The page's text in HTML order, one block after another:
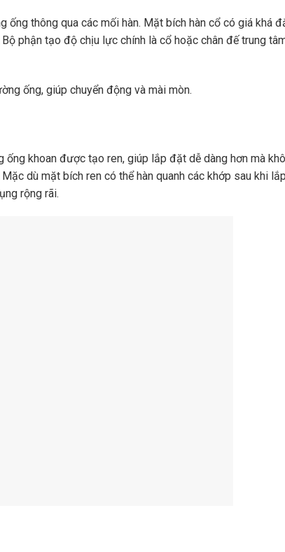
thông qua các mối hàn. Mặt bích hàn cổ có giá khá
phận tạo độ chịu lực chính là cổ hoặc chân đế trung
ống, giúp chuyển động và mài mòn.
khoan được tạo ren, giúp lắp đặt dễ dàng hơn mà
dù mặt bích ren có thể hàn quanh các khớp sau khi
rộng rãi.